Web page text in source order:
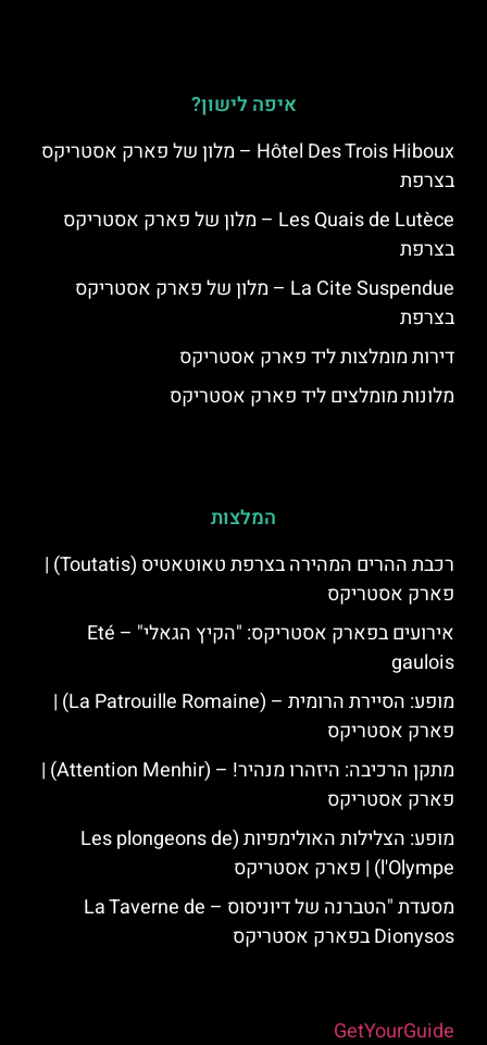
איפה לישון?
Hôtel Des Trois Hiboux – מלון של פארק אסטריקס
בצרפת
Les Quais de Lutèce – מלון של פארק אסטריקס
בצרפת
La Cite Suspendue – מלון של פארק אסטריקס
בצרפת
דירות מומלצות ליד פארק אסטריקס
מלונות מומלצים ליד פארק אסטריקס
המלצות
רכבת ההרים המהירה בצרפת טאוטאטיס (Toutatis) |
פארק אסטריקס
אירועים בפארק אסטריקס: "הקיץ הגאלי" – Eté
gaulois
מופע: הסיירת הרומית – (La Patrouille Romaine) |
פארק אסטריקס
מתקן הרכיבה: היזהרו מנהיר! – (Attention Menhir) |
פארק אסטריקס
מופע: הצלילות האולימפיות (Les plongeons de
l'Olympe) | פארק אסטריקס
מסעדת "הטברנה של דיוניסוס – La Taverne de
Dionysos בפארק אסטריקס
GetYourGuide